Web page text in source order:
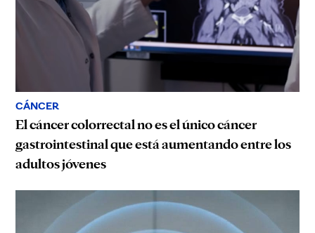
CÁNCER
El cáncer colorrectal no es el único cáncer
gastrointestinal que está aumentando entre los
adultos jóvenes